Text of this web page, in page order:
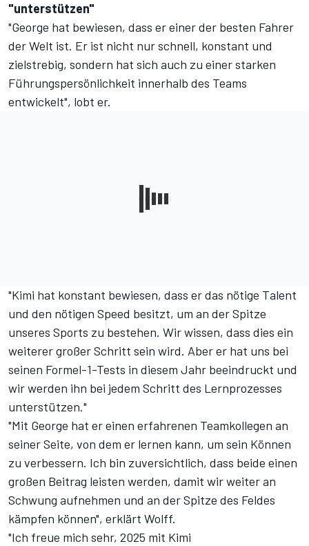
"unterstützen"
"George hat bewiesen, dass er einer der besten Fahrer
der Welt ist. Er ist nicht nur schnell, konstant und
zielstrebig, sondern hat sich auch zu einer starken
Führungspersönlichkeit innerhalb des Teams
entwickelt", lobt er.
"Kimi hat konstant bewiesen, dass er das nötige Talent
und den nötigen Speed besitzt, um an der Spitze
unseres Sports zu bestehen. Wir wissen, dass dies ein
weiterer großer Schritt sein wird. Aber er hat uns bei
seinen Formel-1-Tests in diesem Jahr beeindruckt und
wir werden ihn bei jedem Schritt des Lernprozesses
unterstützen."
"Mit George hat er einen erfahrenen Teamkollegen an
seiner Seite, von dem er lernen kann, um sein Können
zu verbessern. Ich bin zuversichtlich, dass beide einen
großen Beitrag leisten werden, damit wir weiter an
Schwung aufnehmen und an der Spitze des Feldes
kämpfen können", erklärt Wolff.
"Ich freue mich sehr, 2025 mit Kimi